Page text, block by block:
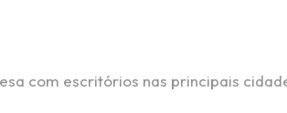
com escritórios nas principais